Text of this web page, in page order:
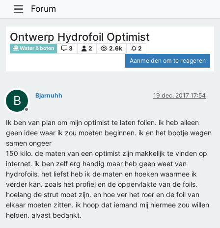
Forum
Ontwerp Hydrofoil Optimist
Water & boten 3 2 2.6k
2
Aanmelden om te reageren
B
Offline
Bjarnuhh 19 dec. 2017 17:54
Ik ben van plan om mijn optimist te laten foilen. ik heb alleen
geen idee waar ik zou moeten beginnen. ik en het bootje wegen
samen ongeer
150 kilo. de maten van een optimist zijn makkelijk te vinden op
internet. ik ben zelf erg handig maar heb geen weet van
hydrofoils. het liefst heb ik de maten en hoeken waarmee ik
verder kan. zoals het profiel en de oppervlakte van de foils.
hoelang de strut moet zijn. en hoe ver het roer en de foil van
elkaar moeten zitten. ik hoop dat iemand mij hiermee zou willen
helpen. alvast bedankt.